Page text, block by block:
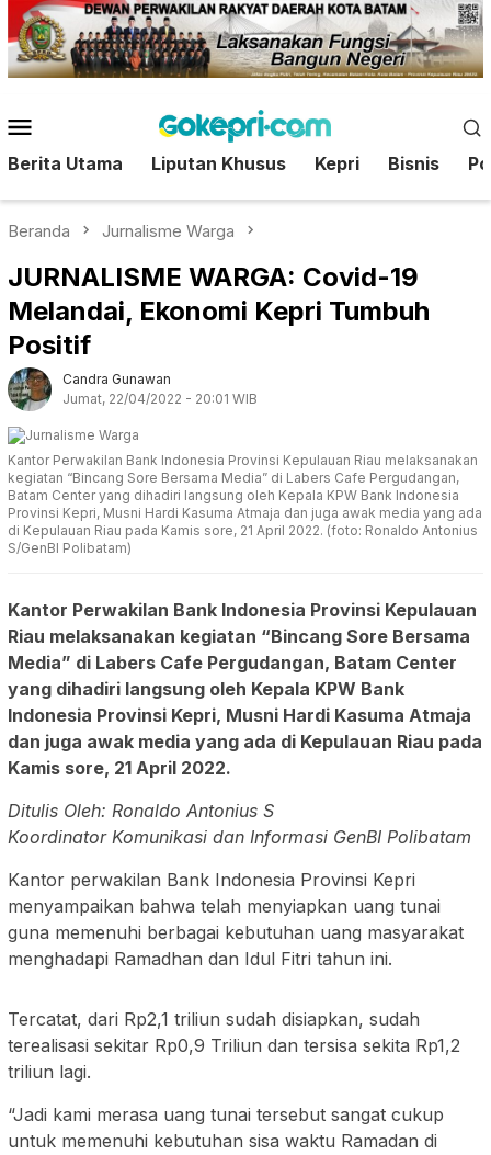
Loncat
ke
konten
Mobile
Berita Utama Liputan Khusus Kepri Bisnis
Beranda Jurnalisme Warga
JURNALISME WARGA: Covid-19
Melandai, Ekonomi Kepri Tumbuh
Positif
Candra Gunawan
Jumat, 22/04/2022 - 20:01 WIB
Kantor Perwakilan Bank Indonesia Provinsi Kepulauan Riau melaksanakan
kegiatan “Bincang Sore Bersama Media” di Labers Cafe Pergudangan,
Batam Center yang dihadiri langsung oleh Kepala KPW Bank Indonesia
Provinsi Kepri, Musni Hardi Kasuma Atmaja dan juga awak media yang ada
di Kepulauan Riau pada Kamis sore, 21 April 2022. (foto: Ronaldo Antonius
S/GenBI Polibatam)
Kantor Perwakilan Bank Indonesia Provinsi Kepulauan
Riau melaksanakan kegiatan “Bincang Sore Bersama
Media” di Labers Cafe Pergudangan, Batam Center
yang dihadiri langsung oleh Kepala KPW Bank
Indonesia Provinsi Kepri, Musni Hardi Kasuma Atmaja
dan juga awak media yang ada di Kepulauan Riau pada
Kamis sore, 21 April 2022.
Ditulis Oleh: Ronaldo Antonius S
Koordinator Komunikasi dan Informasi GenBI Polibatam
Kantor perwakilan Bank Indonesia Provinsi Kepri
menyampaikan bahwa telah menyiapkan uang tunai
guna memenuhi berbagai kebutuhan uang masyarakat
menghadapi Ramadhan dan Idul Fitri tahun ini.
Tercatat, dari Rp2,1 triliun sudah disiapkan, sudah
terealisasi sekitar Rp0,9 Triliun dan tersisa sekita Rp1,2
triliun lagi.
“Jadi kami merasa uang tunai tersebut sangat cukup
untuk memenuhi kebutuhan sisa waktu Ramadan di